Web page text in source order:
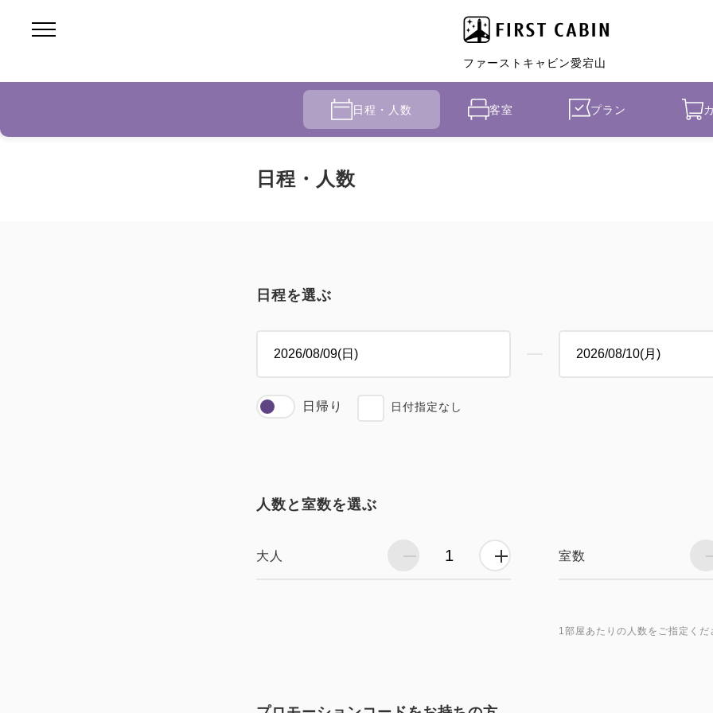
ファーストキャビン愛宕山
日程・人数 客室 プラン
日程・人数
日程を選ぶ
日帰り 日付指定なし
人数と室数を選ぶ
大人 室数
1部屋あたりの人数をご指定くだ